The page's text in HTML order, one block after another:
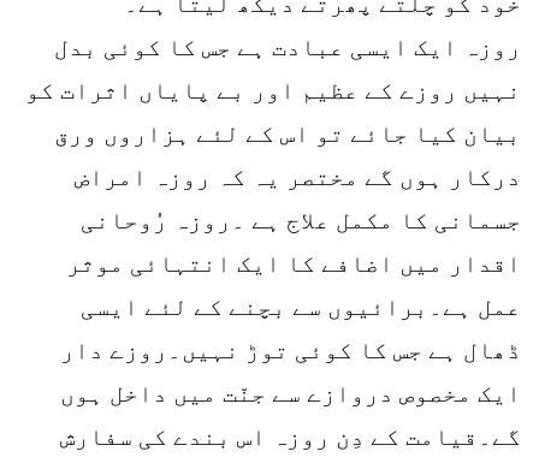
روزہ ایک ایسی عبادت ہے جس کا کوئی بدل
نہیں روزے کے عظیم اور بے پایاں اثرات کو
بیان کیا جائے تو اس کے لئے ہزاروں ورق
درکار ہوں گے مختصر یہ کہ روزہ امراض
جسمانی کا مکمل علاج ہے ۔روزہ رُوحانی
اقدار میں اضافے کا ایک انتہائی موثر
عمل ہے۔برائیوں سے بچنے کے لئے ایسی
ڈھال ہے جس کا کوئی توڑ نہیں۔روزے دار
ایک مخصوص دروازے سے جنّت میں داخل ہوں
گے۔قیامت کے دِن روزہ اس بندے کی سفارش